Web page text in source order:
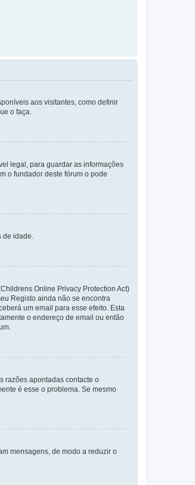
aos visitantes, como definir
o faça.
legal, para guardar as informações
o fundador deste fórum o pode
de idade.
Online Privacy Protection Act)
Registo ainda não se encontra
um email para esse efeito. Esta
o endereço de email ou então
razões apontadas contacte o
é esse o problema. Se mesmo
mensagens, de modo a reduzir o